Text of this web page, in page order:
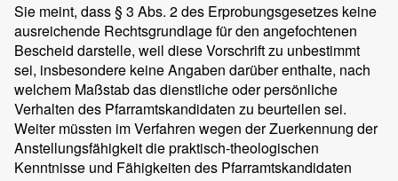
Sie meint, dass § 3 Abs. 2 des Erprobungsgesetzes keine
ausreichende Rechtsgrundlage für den angefochtenen
Bescheid darstelle, weil diese Vorschrift zu unbestimmt
sei, insbesondere keine Angaben darüber enthalte, nach
welchem Maßstab das dienstliche oder persönliche
Verhalten des Pfarramtskandidaten zu beurteilen sei.
Weiter müssten im Verfahren wegen der Zuerkennung der
Anstellungsfähigkeit die praktisch-theologischen
Kenntnisse und Fähigkeiten des Pfarramtskandidaten